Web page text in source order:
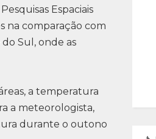
Espaciais
na comparação com
Sul, onde as
a temperatura
a meteorologista,
durante o outono